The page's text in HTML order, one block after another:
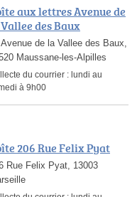
aux lettres Avenue de
des Baux
de la Vallee des Baux,
Maussane-les-Alpilles
du courrier : lundi au
à 9h00
206 Rue Felix Pyat
Rue Felix Pyat, 13003